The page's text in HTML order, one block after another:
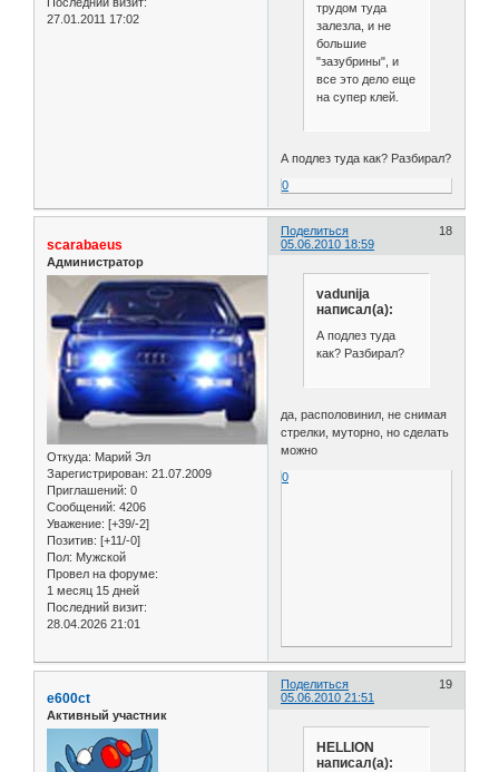
27.01.2011 17:02
трудом туда
залезла, и не
большие
"зазубрины", и
все это дело еще
на супер клей.
А подлез туда как? Разбирал?
0
Поделиться
18
05.06.2010 18:59
scarabaeus
Администратор
Откуда: Марий Эл
Зарегистрирован: 21.07.2009
Приглашений: 0
Сообщений: 4206
Уважение: [+39/-2]
Позитив: [+11/-0]
Пол: Мужской
Провел на форуме:
1 месяц 15 дней
Последний визит:
28.04.2026 21:01
vadunija
написал(а):
А подлез туда
как? Разбирал?
да, располовинил, не снимая
стрелки, муторно, но сделать
можно
0
Поделиться
19
05.06.2010 21:51
e600ct
Активный участник
HELLION
написал(а):